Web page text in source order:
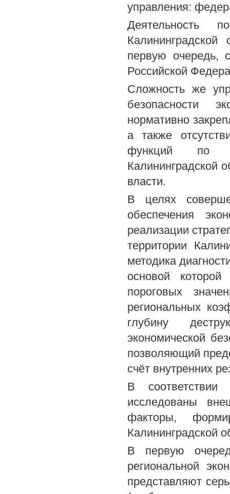
управления:
Деятельность
первую очередь,
Российской
Сложность же
безопасности
нормативно
а также
функций по
Калининградской
власти.
В целях
обеспечения
реализации
территории
методика
основой
пороговых
региональных
глубину
экономической
позволяющий
счёт внутренних
В
исследованы
факторы,
Калининградской
В первую
региональной
представляют